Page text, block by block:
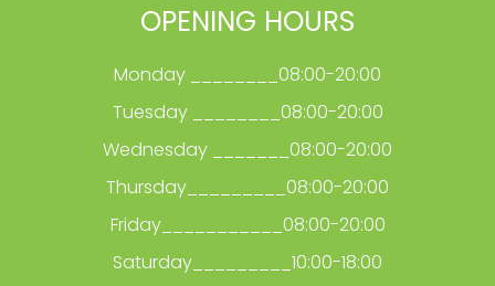
OPENING HOURS
Monday ________08:00-20:00
Tuesday ________08:00-20:00
Wednesday _______08:00-20:00
Thursday_________08:00-20:00
Friday___________08:00-20:00
Saturday_________10:00-18:00